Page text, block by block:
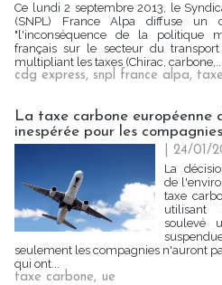
Ce lundi 2 septembre 2013, le
(SNPL) France Alpa diffuse un
"l'inconséquence de la politique
français sur le secteur du
multipliant les taxes (Chirac, carbone,...
cdg express, snpl france alpa,
La taxe carbone européenne
inespérée pour les compagnies
| 24/01/
La
de
taxe
utilisant
soulevé
seulement les compagnies n'auront
qui ont...
taxe carbone, ue